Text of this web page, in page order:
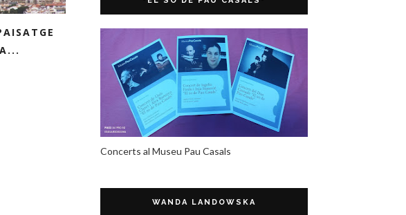
Concerts al Museu Pau Casals
WANDA LANDOWSKA